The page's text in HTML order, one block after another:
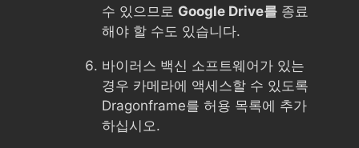
수 있으므로 Google Drive를 종료
해야 할 수도 있습니다.
바이러스 백신 소프트웨어가 있는
경우 카메라에 액세스할 수 있도록
Dragonframe를 허용 목록에 추가
하십시오.